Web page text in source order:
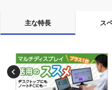
主な特長 ス